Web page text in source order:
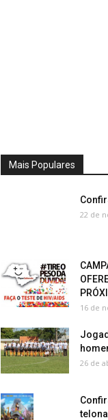
Mais Populares
22 de
16 de
26 de